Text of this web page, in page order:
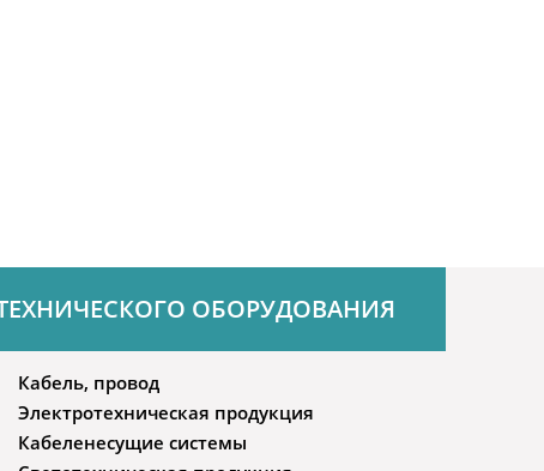
ОБОРУДОВАНИЯ
Кабель, провод
Электротехническая продукция
Кабеленесущие системы